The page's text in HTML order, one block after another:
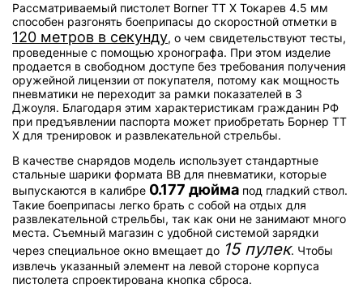
Рассматриваемый пистолет Borner TT X Токарев 4.5 мм
способен разгонять боеприпасы до скоростной отметки в
120 метров в секунду, о чем свидетельствуют тесты,
проведенные с помощью хронографа. При этом изделие
продается в свободном доступе без требования получения
оружейной лицензии от покупателя, потому как мощность
пневматики не переходит за рамки показателей в 3
Джоуля. Благодаря этим характеристикам гражданин РФ
при предъявлении паспорта может приобретать Борнер ТТ
Х для тренировок и развлекательной стрельбы.
В качестве снарядов модель использует стандартные
стальные шарики формата BB для пневматики, которые
выпускаются в калибре 0.177 дюйма под гладкий ствол.
Такие боеприпасы легко брать с собой на отдых для
развлекательной стрельбы, так как они не занимают много
места. Съемный магазин с удобной системой зарядки
через специальное окно вмещает до 15 пулек. Чтобы
извлечь указанный элемент на левой стороне корпуса
пистолета спроектирована кнопка сброса.